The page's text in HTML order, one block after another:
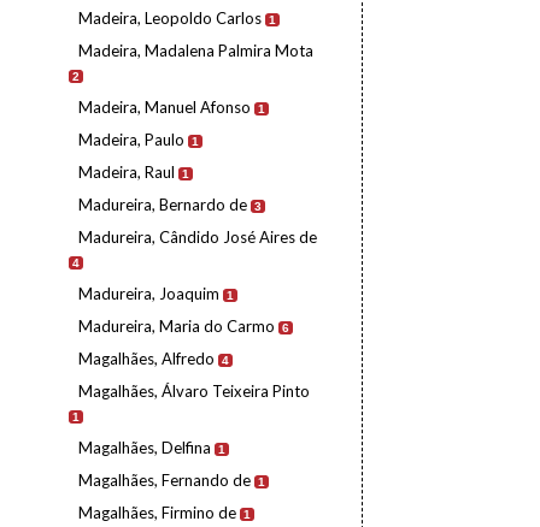
Madeira, Leopoldo Carlos 1
Madeira, Madalena Palmira Mota
2
Madeira, Manuel Afonso 1
Madeira, Paulo 1
Madeira, Raul 1
Madureira, Bernardo de 3
Madureira, Cândido José Aires de
4
Madureira, Joaquim 1
Madureira, Maria do Carmo 6
Magalhães, Alfredo 4
Magalhães, Álvaro Teixeira Pinto
1
Magalhães, Delfina 1
Magalhães, Fernando de 1
Magalhães, Firmino de 1